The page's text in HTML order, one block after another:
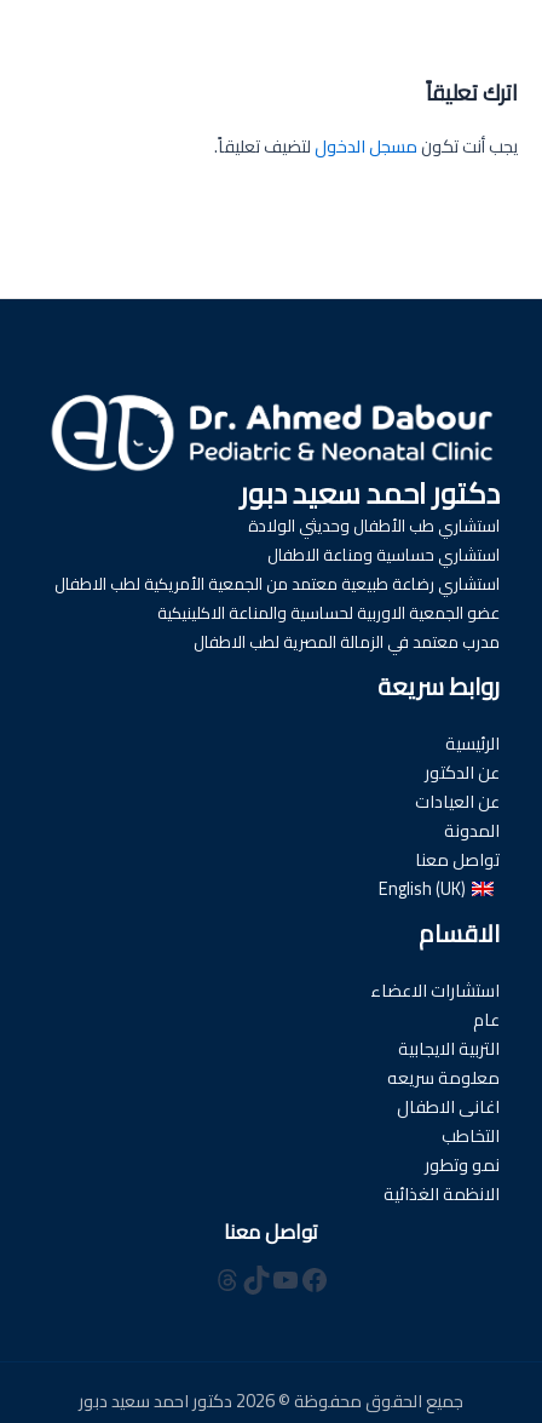
اترك تعليقاً
يجب أنت تكونمسجل الدخوللتضيف تعليقاً.
دكتور احمد سعيد دبور
استشاري طب الأطفال وحديثي الولادة
استشاري حساسية ومناعة الاطفال
استشاري رضاعة طبيعية معتمد من الجمعية الأمريكية لطب الاطفال
عضو الجمعية الاوربية لحساسية والمناعة الاكلينيكية
مدرب معتمد في الزمالة المصرية لطب الاطفال
روابط سريعة
الرئيسية
عن الدكتور
عن العيادات
المدونة
تواصل معنا
English (UK)
الاقسام
استشارات الاعضاء
عام
التربية الايجابية
معلومة سريعه
اغانى الاطفال
التخاطب
نمو وتطور
الانظمة الغذائية
تواصل معنا
فيسبوك
يوتيوب
تيك توك
ثريدز
جميع الحقوق محفوظة © 2026 دكتور احمد سعيد دبور